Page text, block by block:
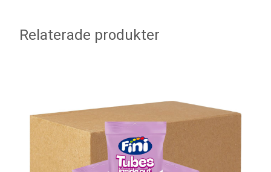
Relaterade produkter